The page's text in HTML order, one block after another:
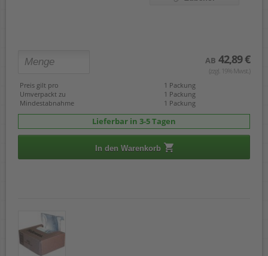
AB 42,89 €
(zzgl. 19% Mwst.)
Preis gilt pro
1 Packung
Umverpackt zu
1 Packung
Mindestabnahme
1 Packung
Lieferbar in 3-5 Tagen
In den Warenkorb